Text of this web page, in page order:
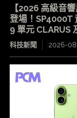
【2026 高級音
登場！SP4000T
9 單元 CLARUS
科技新聞 2026-